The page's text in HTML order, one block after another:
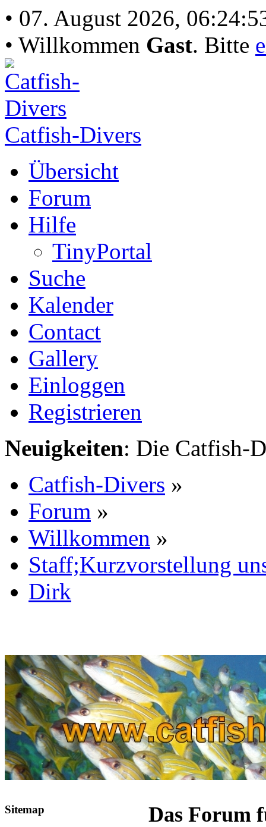
• 07. August 2026,
• Willkommen Gast. Bitte
Catfish-Divers
Übersicht
Forum
Hilfe
TinyPortal
Suche
Kalender
Contact
Gallery
Einloggen
Registrieren
Neuigkeiten: Die Catfish-
Catfish-Divers »
Forum »
Willkommen »
Staff;Kurzvorstellung
Dirk
Sitemap
Das Forum